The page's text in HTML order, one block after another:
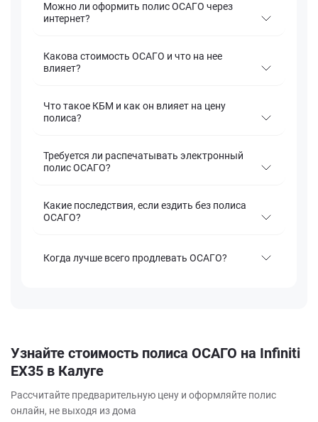
Можно ли оформить полис ОСАГО через
интернет?
Какова стоимость ОСАГО и что на нее
влияет?
Что такое КБМ и как он влияет на цену
полиса?
Требуется ли распечатывать электронный
полис ОСАГО?
Какие последствия, если ездить без полиса
ОСАГО?
Когда лучше всего продлевать ОСАГО?
Узнайте стоимость полиса ОСАГО на Infiniti
EX35 в Калуге
Рассчитайте предварительную цену и оформляйте полис
онлайн, не выходя из дома